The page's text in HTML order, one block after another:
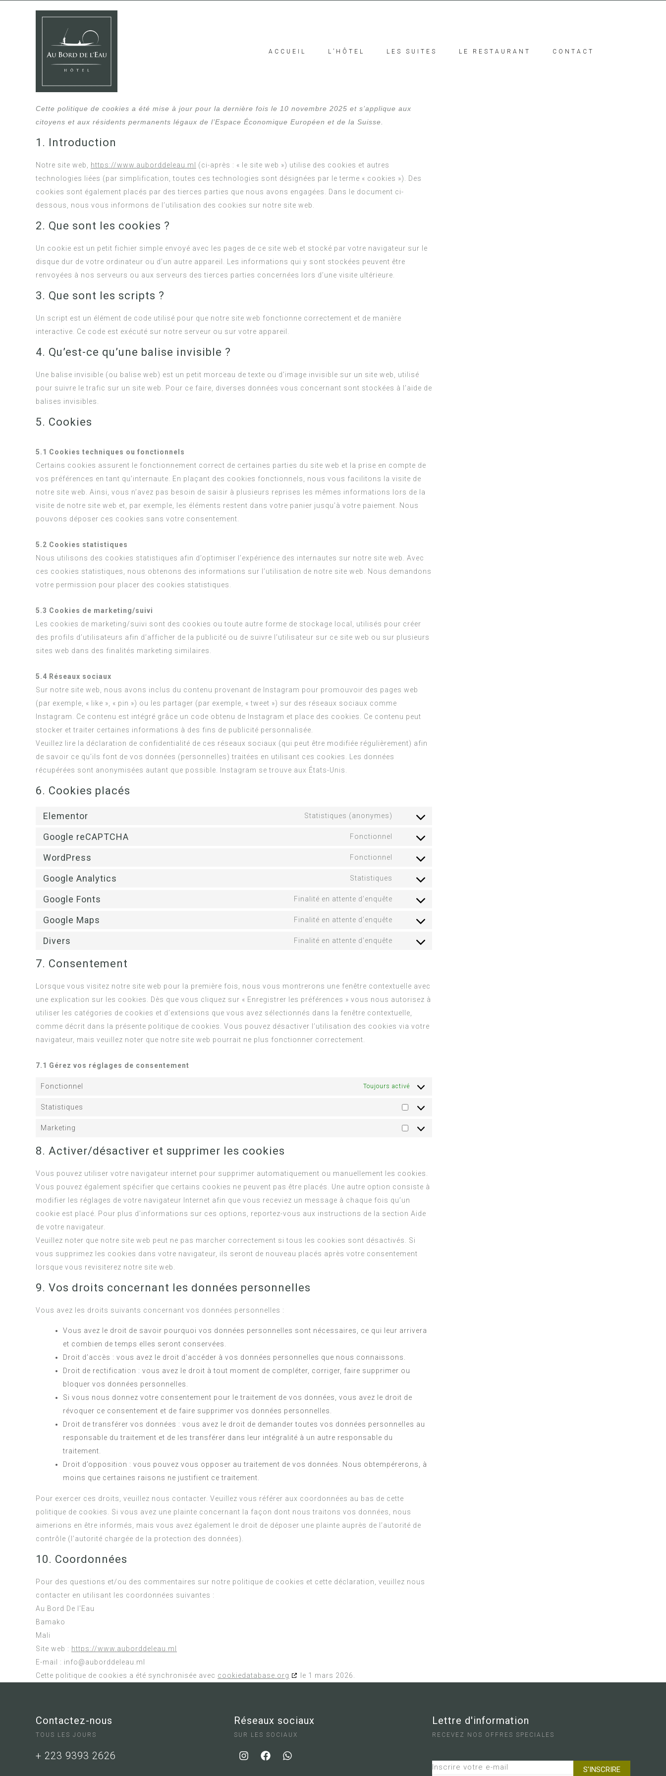
ACCUEIL L’HÔTEL LES SUITES LE RESTAURANT CONTACT
Cette politique de cookies a été mise à jour pour la dernière fois le 10 novembre 2025 et s’applique aux
citoyens et aux résidents permanents légaux de l’Espace Économique Européen et de la Suisse.
1. Introduction
Notre site web, https://www.auborddeleau.ml
(ci-après : « le site web ») utilise des cookies et autres
technologies liées (par simplification, toutes ces technologies sont désignées par le terme « cookies »). Des
cookies sont également placés par des tierces parties que nous avons engagées. Dans le document ci-
dessous, nous vous informons de l’utilisation des cookies sur notre site web.
2. Que sont les cookies ?
Un cookie est un petit fichier simple envoyé avec les pages de ce site web et stocké par votre navigateur sur le
disque dur de votre ordinateur ou d’un autre appareil. Les informations qui y sont stockées peuvent être
renvoyées à nos serveurs ou aux serveurs des tierces parties concernées lors d’une visite ultérieure.
3. Que sont les scripts ?
Un script est un élément de code utilisé pour que notre site web fonctionne correctement et de manière
interactive. Ce code est exécuté sur notre serveur ou sur votre appareil.
4. Qu’est-ce qu’une balise invisible ?
Une balise invisible (ou balise web) est un petit morceau de texte ou d’image invisible sur un site web, utilisé
pour suivre le trafic sur un site web. Pour ce faire, diverses données vous concernant sont stockées à l’aide de
balises invisibles.
5. Cookies
5.1 Cookies techniques ou fonctionnels
Certains cookies assurent le fonctionnement correct de certaines parties du site web et la prise en compte de
vos préférences en tant qu’internaute. En plaçant des cookies fonctionnels, nous vous facilitons la visite de
notre site web. Ainsi, vous n’avez pas besoin de saisir à plusieurs reprises les mêmes informations lors de la
visite de notre site web et, par exemple, les éléments restent dans votre panier jusqu’à votre paiement. Nous
pouvons déposer ces cookies sans votre consentement.
5.2 Cookies statistiques
Nous utilisons des cookies statistiques afin d’optimiser l’expérience des internautes sur notre site web. Avec
ces cookies statistiques, nous obtenons des informations sur l’utilisation de notre site web. Nous demandons
votre permission pour placer des cookies statistiques.
5.3 Cookies de marketing/suivi
Les cookies de marketing/suivi sont des cookies ou toute autre forme de stockage local, utilisés pour créer
des profils d’utilisateurs afin d’afficher de la publicité ou de suivre l’utilisateur sur ce site web ou sur plusieurs
sites web dans des finalités marketing similaires.
5.4 Réseaux sociaux
Sur notre site web, nous avons inclus du contenu provenant de Instagram pour promouvoir des pages web
(par exemple, « like », « pin ») ou les partager (par exemple, « tweet ») sur des réseaux sociaux comme
Instagram. Ce contenu est intégré grâce un code obtenu de Instagram et place des cookies. Ce contenu peut
stocker et traiter certaines informations à des fins de publicité personnalisée.
Veuillez lire la déclaration de confidentialité de ces réseaux sociaux (qui peut être modifiée régulièrement) afin
de savoir ce qu’ils font de vos données (personnelles) traitées en utilisant ces cookies. Les données
récupérées sont anonymisées autant que possible. Instagram se trouve aux États-Unis.
6. Cookies placés
Elementor Statistiques (anonymes)
Google reCAPTCHA Fonctionnel
WordPress Fonctionnel
Google Analytics Statistiques
Google Fonts Finalité en attente d’enquête
Google Maps Finalité en attente d’enquête
Divers Finalité en attente d’enquête
7. Consentement
Lorsque vous visitez notre site web pour la première fois, nous vous montrerons une fenêtre contextuelle avec
une explication sur les cookies. Dès que vous cliquez sur « Enregistrer les préférences » vous nous autorisez à
utiliser les catégories de cookies et d’extensions que vous avez sélectionnés dans la fenêtre contextuelle,
comme décrit dans la présente politique de cookies. Vous pouvez désactiver l’utilisation des cookies via votre
navigateur, mais veuillez noter que notre site web pourrait ne plus fonctionner correctement.
7.1 Gérez vos réglages de consentement
Fonctionnel Toujours activé
Statistiques
Marketing
8. Activer/désactiver et supprimer les cookies
Vous pouvez utiliser votre navigateur internet pour supprimer automatiquement ou manuellement les cookies.
Vous pouvez également spécifier que certains cookies ne peuvent pas être placés. Une autre option consiste à
modifier les réglages de votre navigateur Internet afin que vous receviez un message à chaque fois qu’un
cookie est placé. Pour plus d’informations sur ces options, reportez-vous aux instructions de la section Aide
de votre navigateur.
Veuillez noter que notre site web peut ne pas marcher correctement si tous les cookies sont désactivés. Si
vous supprimez les cookies dans votre navigateur, ils seront de nouveau placés après votre consentement
lorsque vous revisiterez notre site web.
9. Vos droits concernant les données personnelles
Vous avez les droits suivants concernant vos données personnelles :
Vous avez le droit de savoir pourquoi vos données personnelles sont nécessaires, ce qui leur arrivera
et combien de temps elles seront conservées.
Droit d’accès : vous avez le droit d’accéder à vos données personnelles que nous connaissons.
Droit de rectification : vous avez le droit à tout moment de compléter, corriger, faire supprimer ou
bloquer vos données personnelles.
Si vous nous donnez votre consentement pour le traitement de vos données, vous avez le droit de
révoquer ce consentement et de faire supprimer vos données personnelles.
Droit de transférer vos données : vous avez le droit de demander toutes vos données personnelles au
responsable du traitement et de les transférer dans leur intégralité à un autre responsable du
traitement.
Droit d’opposition : vous pouvez vous opposer au traitement de vos données. Nous obtempérerons, à
moins que certaines raisons ne justifient ce traitement.
Pour exercer ces droits, veuillez nous contacter. Veuillez vous référer aux coordonnées au bas de cette
politique de cookies. Si vous avez une plainte concernant la façon dont nous traitons vos données, nous
aimerions en être informés, mais vous avez également le droit de déposer une plainte auprès de l’autorité de
contrôle (l’autorité chargée de la protection des données).
10. Coordonnées
Pour des questions et/ou des commentaires sur notre politique de cookies et cette déclaration, veuillez nous
contacter en utilisant les coordonnées suivantes :
Au Bord De l'Eau
Bamako
Mali
Site web : https://www.auborddeleau.ml
E-mail : info@auborddeleau.ml
Cette politique de cookies a été synchronisée avec cookiedatabase.org le 1 mars 2026.
Contactez-nous
TOUS LES JOURS
+ 223 9393 2626
Réseaux sociaux
SUR LES SOCIAUX
Lettre d'information
RECEVEZ NOS OFFRES SPECIALES
Inscrire votre e-mail